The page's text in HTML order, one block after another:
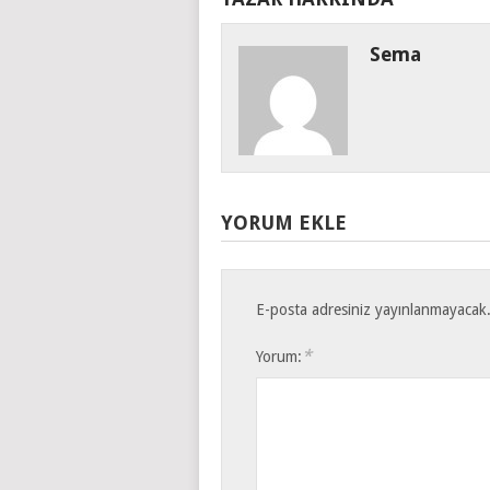
Sema
YORUM EKLE
E-posta adresiniz yayınlanmayacak.
Yorum: *